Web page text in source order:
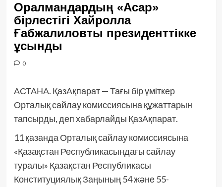
Оралмандардың «Асар»
бірлестігі Хайролла
Ғабжалиловты президенттікке
ұсынды
0
АСТАНА. ҚазАқпарат — Тағы бір үміткер
Орталық сайлау комиссиясына құжаттарын
тапсырды, деп хабарлайды ҚазАқпарат.
11 қазанда Орталық сайлау комиссиясына
«Қазақстан Республикасындағы сайлау
туралы» Қазақстан Республикасы
Конституциялық Заңының 54 және 55-